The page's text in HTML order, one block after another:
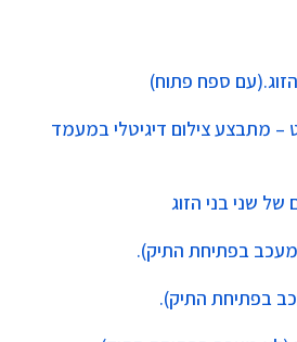
ספח פתוח)
– מתבצע צילום דיגיטלי במעמד
של שני בני הזוג
מעכב בפתיחת התיק).
בפתיחת התיק).